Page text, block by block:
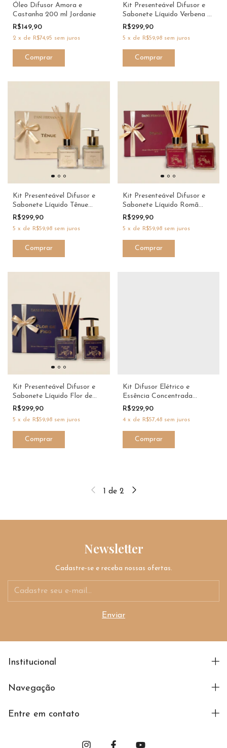
Óleo Difusor Amora e
Castanha 200 ml Jordanie
R$149,90
2 x de R$74,95 sem juros
Kit Presenteável Difusor e
Sabonete Líquido Verbena e
Limão Siciliano 120ml | Dani
Fernandes
R$299,90
5 x de R$59,98 sem juros
Kit Presenteável Difusor e
Sabonete Líquido Tênue
120ml | Dani Fernandes
R$299,90
5 x de R$59,98 sem juros
Kit Presenteável Difusor e
Sabonete Líquido Romã
120ml | Dani Fernandes xx
R$299,90
5 x de R$59,98 sem juros
Kit Presenteável Difusor e
Sabonete Líquido Flor de
Figo 120ml | Dani Fernandes
R$299,90
5 x de R$59,98 sem juros
Kit Difusor Elétrico e
Essência Concentrada
Verbena e Limão Siciliano
Jardim Secreto Dani
Fernandes
R$229,90
4 x de R$57,48 sem juros
1 de 2
Newsletter
Cadastre-se e receba nossas ofertas.
Institucional
Navegação
Entre em contato